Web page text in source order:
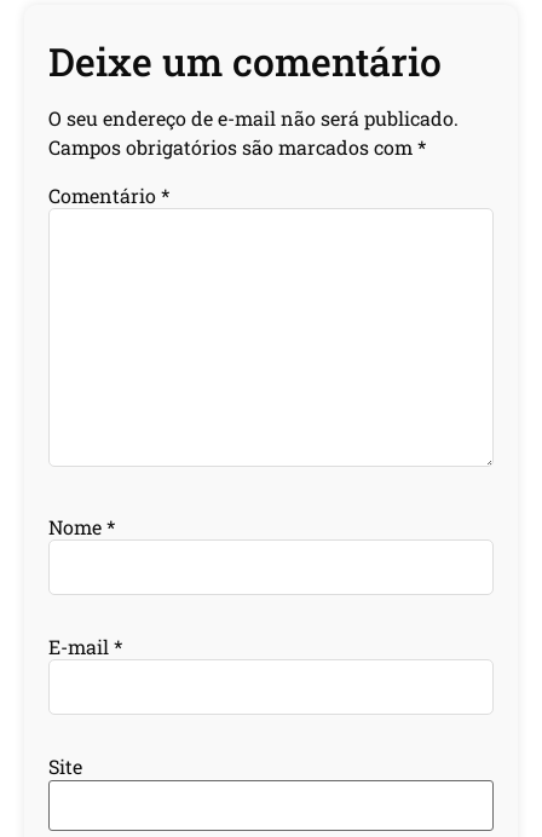
Deixe um comentário
O seu endereço de e-mail não será publicado.
Campos obrigatórios são marcados com *
Comentário*
Nome*
E-mail *
Site